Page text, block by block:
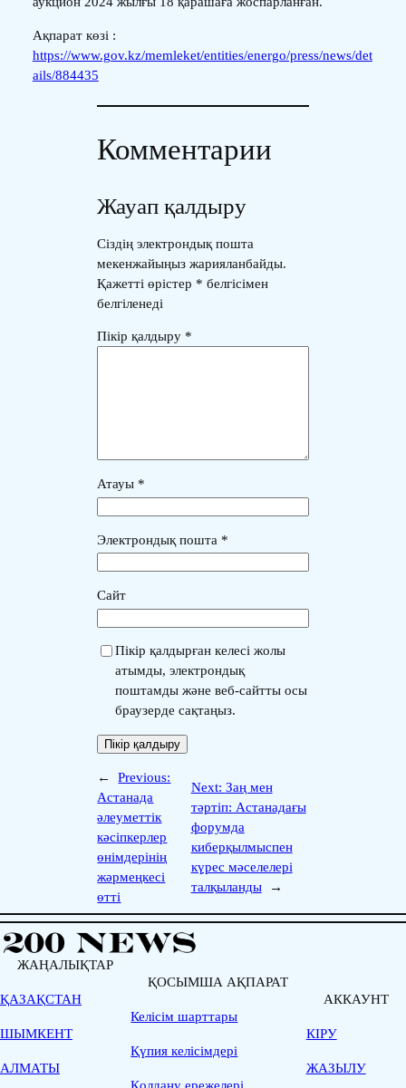
Ақпарат көзі :
https://www.gov.kz/memleket/entities/energo/press/news/det
ails/884435
Комментарии
Жауап қалдыру
Сіздің электрондық пошта
мекенжайыңыз жарияланбайды.
Қажетті өрістер * белгісімен
белгіленеді
Пікір қалдыру *
Атауы *
Электрондық пошта *
Сайт
Пікір қалдырған келесі жолы
атымды, электрондық
поштамды және веб-сайтты осы
браузерде сақтаңыз.
←
Previous:
Астанада
әлеуметтік
кәсіпкерлер
өнімдерінің
жәрмеңкесі
өтті
Next: Заң мен
тәртіп: Астанадағы
форумда
киберқылмыспен
күрес мәселелері
талқыланды
→
ЖАҢАЛЫҚТАР
ҚАЗАҚСТАН
ШЫМКЕНТ
АЛМАТЫ
ҚОСЫМША АҚПАРАТ
Келісім шарттары
Қүпия келісімдері
Қолдану ережелері
АККАУНТ
КІРУ
ЖАЗЫЛУ